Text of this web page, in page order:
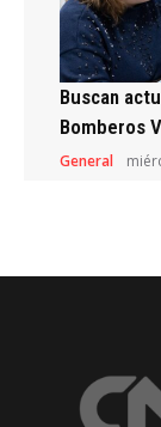
Buscan
Bomberos
General